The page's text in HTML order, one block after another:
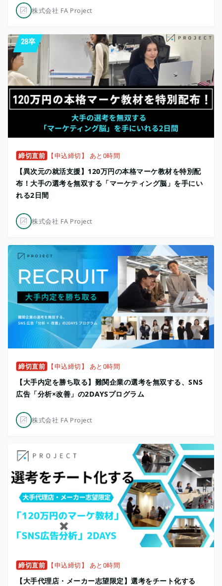
株式会社 FA Project
締切直前 【申込締切】 あと0時間
【異次元の就活支援】120万円の本格マーケ教材を特別配
布！大手の選考を無双する「マーケティング脳」を手にい
れる2日間
株式会社 FA Project
締切直前 【申込締切】 あと0時間
【大手内定を勝ち取る】難関企業の選考を無双する、SNS
広告「分析×改善」の2DAYSプログラム
株式会社 FA Project
締切直前 【申込締切】 あと0時間
【大手代理店・メーカー志望限定】選考をチート化する